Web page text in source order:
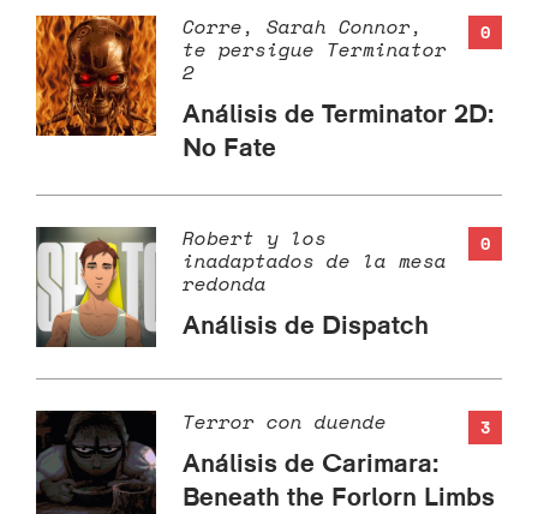
0
Corre, Sarah Connor,
te persigue Terminator
2
Análisis de Terminator 2D:
No Fate
0
Robert y los
inadaptados de la mesa
redonda
Análisis de Dispatch
3
Terror con duende
Análisis de Carimara:
Beneath the Forlorn Limbs